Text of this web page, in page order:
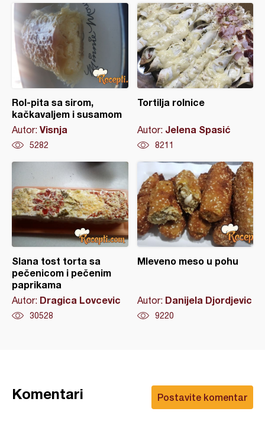
Rol-pita sa sirom,
kačkavaljem i susamom
Autor: Visnja
5282
Tortilja rolnice
Autor: Jelena Spasić
8211
Slana tost torta sa
pečenicom i pečenim
paprikama
Autor: Dragica Lovcevic
30528
Mleveno meso u pohu
Autor: Danijela Djordjevic
9220
Postavite komentar
Komentari